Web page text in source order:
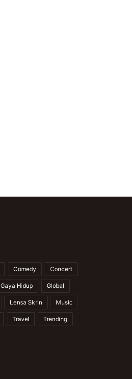
Comedy Concert
Gaya Hidup Global
Lensa Skrin Music
Travel Trending